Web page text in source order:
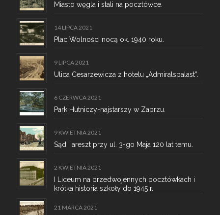
Miasto węgla i stali na pocztówce.
14 LIPCA 2021
Plac Wolności nocą ok. 1940 roku.
9 LIPCA 2021
Ulica Cesarzewicza z hotelu „Admiralspalast”.
6 CZERWCA 2021
Park Hutniczy-najstarszy w Zabrzu.
9 KWIETNIA 2021
Sąd i areszt przy ul. 3-go Maja 120 lat temu.
2 KWIETNIA 2021
I Liceum na przedwojennych pocztówkach i
krótka historia szkoły do 1945 r.
21 MARCA 2021